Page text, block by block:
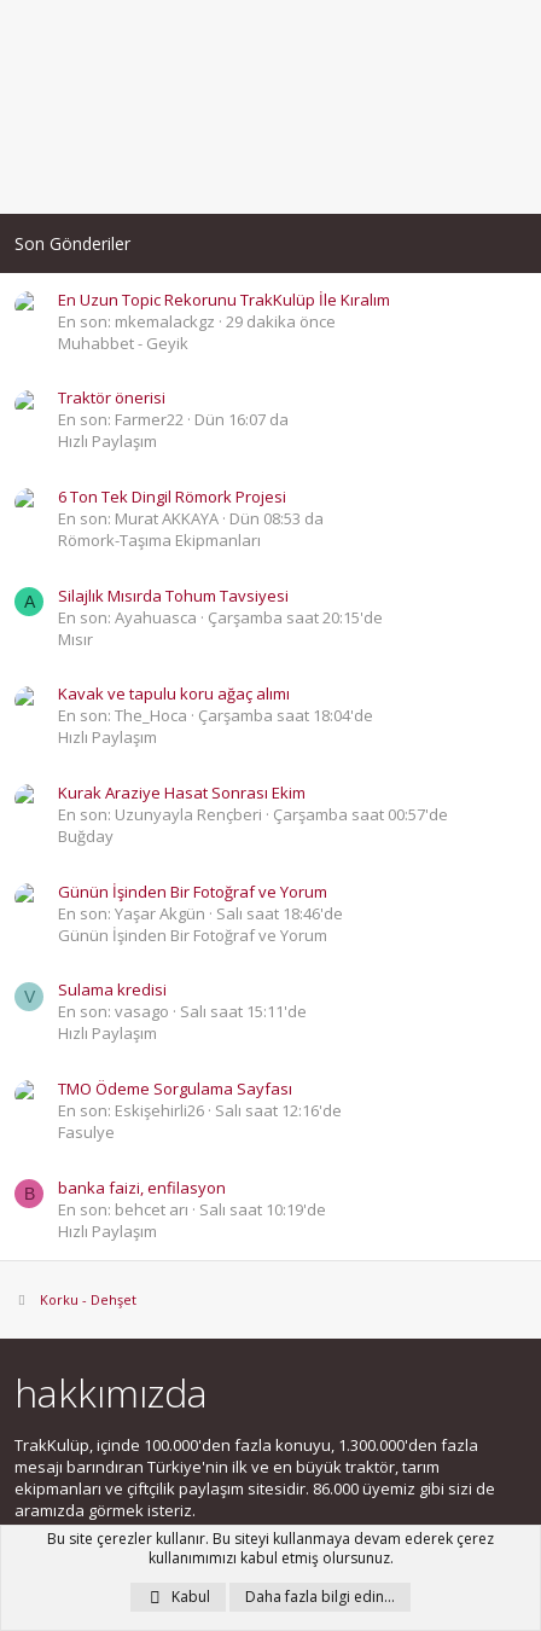
Son Gönderiler
En Uzun Topic Rekorunu TrakKulüp İle Kıralım
En son: mkemalackgz 29 dakika önce
Muhabbet - Geyik
Traktör önerisi
En son: Farmer22 Dün 16:07 da
Hızlı Paylaşım
6 Ton Tek Dingil Römork Projesi
En son: Murat AKKAYA Dün 08:53 da
Römork-Taşıma Ekipmanları
A
Silajlık Mısırda Tohum Tavsiyesi
En son: Ayahuasca
Çarşamba saat 20:15'de
Mısır
Kavak ve tapulu koru ağaç alımı
En son: The_Hoca
Çarşamba saat 18:04'de
Hızlı Paylaşım
Kurak Araziye Hasat Sonrası Ekim
En son: Uzunyayla Rençberi
Çarşamba saat 00:57'de
Buğday
Günün İşinden Bir Fotoğraf ve Yorum
En son: Yaşar Akgün
Salı saat 18:46'de
Günün İşinden Bir Fotoğraf ve Yorum
V
Sulama kredisi
En son: vasago
Salı saat 15:11'de
Hızlı Paylaşım
TMO Ödeme Sorgulama Sayfası
En son: Eskişehirli26 Salı saat 12:16'de
Fasulye
B
banka faizi, enfilasyon
En son: behcet arı
Salı saat 10:19'de
Hızlı Paylaşım
Korku - Dehşet
hakkımızda
TrakKulüp, içinde 100.000'den fazla konuyu, 1.300.000'den fazla
mesajı barındıran Türkiye'nin ilk ve en büyük traktör, tarım
ekipmanları ve çiftçilik paylaşım sitesidir. 86.000 üyemiz gibi sizi de
aramızda görmek isteriz.
Bu site çerezler kullanır. Bu siteyi kullanmaya devam ederek çerez
kullanımımızı kabul etmiş olursunuz.
Kabul
Daha fazla bilgi edin…